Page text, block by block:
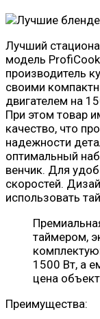
Лучший
модель
производитель
своими
двигателем на
При этом товар
качество, что
надежности
оптимальный
венчик. Для
скоростей.
использовать
таймером,
1500 Вт, а
цена
Преимущества: